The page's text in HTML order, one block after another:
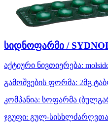
სიდნოფარმი /
აქტიური ნივთიერება:
გამოშვების ფორმა: 2მგ
კომპანია: სოფარმა
ჯგუფი: გულ-სისხლძარღვთა